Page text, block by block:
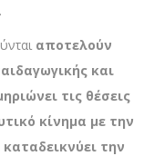
αποτελούν
και
τις θέσεις
κίνημα με την
την